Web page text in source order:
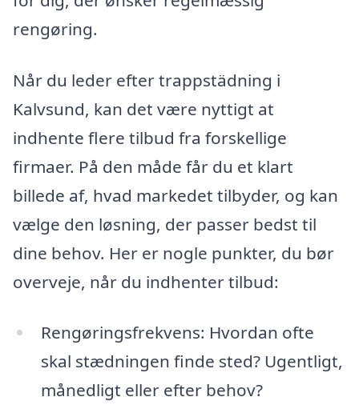
rengøring.
Når du leder efter trappstädning i
Kalvsund, kan det være nyttigt at
indhente flere tilbud fra forskellige
firmaer. På den måde får du et klart
billede af, hvad markedet tilbyder, og kan
vælge den løsning, der passer bedst til
dine behov. Her er nogle punkter, du bør
overveje, når du indhenter tilbud:
Rengøringsfrekvens: Hvordan ofte
skal stædningen finde sted? Ugentligt,
månedligt eller efter behov?